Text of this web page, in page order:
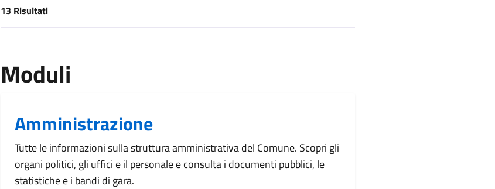
[results] Risultati
13 Risultati
Moduli
Amministrazione
Tutte le informazioni sulla struttura amministrativa del Comune. Scopri gli
organi politici, gli uffici e il personale e consulta i documenti pubblici, le
statistiche e i bandi di gara.